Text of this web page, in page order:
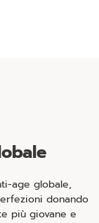
age globale,
donando
più giovane e